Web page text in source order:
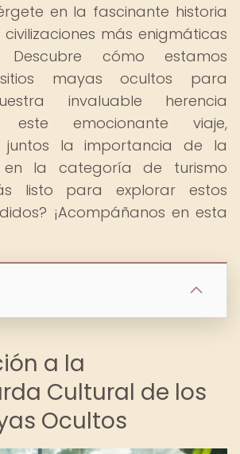
en la fascinante historia
más enigmáticas
cómo estamos
mayas ocultos para
invaluable herencia
este emocionante viaje,
juntos la importancia de la
en la categoría de turismo
listo para explorar estos
¡Acompáñanos en esta
a la
Cultural de los
Ocultos